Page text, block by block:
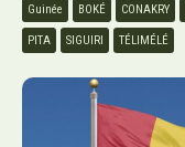
Guinée BOKÉ CONAKRY
PITA SIGUIRI TÉLIMÉLÉ